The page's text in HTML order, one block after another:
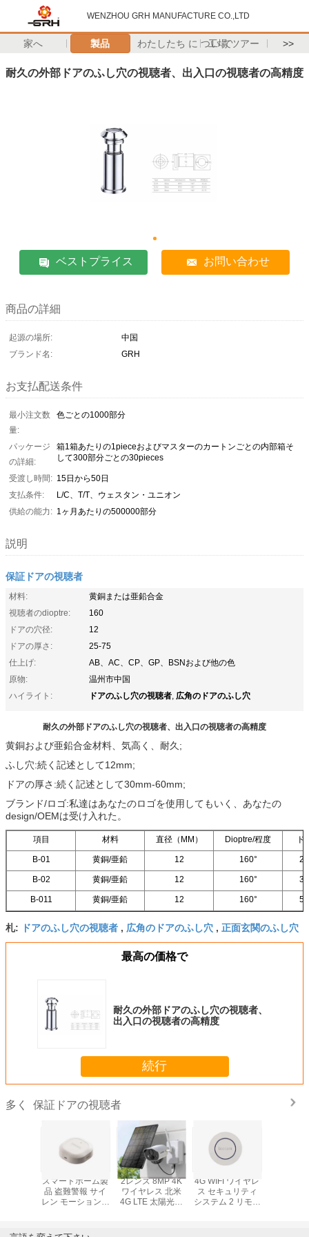
WENZHOU GRH MANUFACTURE CO.,LTD
家へ 製品 わたしたち に つい て工場 ツアー >>
耐久の外部ドアのふし穴の視聴者、出入口の視聴者の高精度
ベストプライス お問い合わせ
商品の詳細
起源の場所:
中国
ブランド名:
GRH
お支払配送条件
最小注文数
量:
色ごとの1000部分
パッケージ
の詳細:
箱1箱あたりの1pieceおよびマスターのカートンごとの内部箱そ
して300部分ごとの30pieces
受渡し時間: 15日から50日
支払条件:
L/C、T/T、ウェスタン・ユニオン
供給の能力: 1ヶ月あたりの500000部分
説明
保証ドアの視聴者
材料:
黄銅または亜鉛合金
視聴者のdioptre:
160
ドアの穴径:
12
ドアの厚さ:
25-75
仕上げ:
AB、AC、CP、GP、BSNおよび他の色
原物:
温州市中国
ハイライト:
ドアのふし穴の視聴者, 広角のドアのふし穴
耐久の外部ドアのふし穴の視聴者、出入口の視聴者の高精度
黄銅および亜鉛合金材料、気高く、耐久;
ふし穴:続く記述として12mm;
ドアの厚さ:続く記述として30mm-60mm;
ブランド/ロゴ:私達はあなたのロゴを使用してもいく、あなたの
design/OEMは受け入れた。
項目 材料 直径（MM） Dioptre/程度 ド
B-01 黄銅/亜鉛 12 160°
B-02 黄銅/亜鉛 12 160°
B-011 黄銅/亜鉛 12 160°
札: ドアのふし穴の視聴者 , 広角のドアのふし穴 , 正面玄関のふし穴
最高の価格で
耐久の外部ドアのふし穴の視聴者、
出入口の視聴者の高精度
続行
多く 保証ドアの視聴者
スマートホーム製
品 盗難警報 サイ
レン モーション検
リティ 4G 警報シ
2レンズ 8MP 4K
ワイヤレス 北米
4G LTE 太陽光発
4G WIFI ワイヤレ
ス セキュリティ
システム 2 リモコ